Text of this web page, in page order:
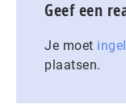
Geef een
Je moet
plaatsen.